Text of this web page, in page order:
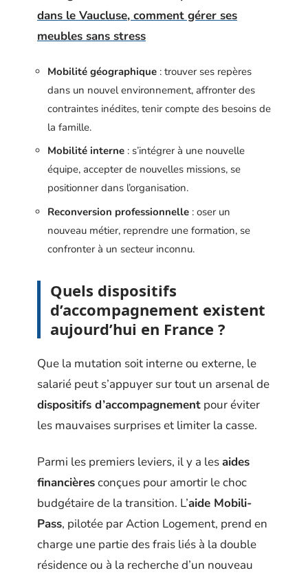
dans le Vaucluse, comment gérer ses
meubles sans stress
Mobilité géographique : trouver ses repères
dans un nouvel environnement, affronter des
contraintes inédites, tenir compte des besoins de
la famille.
Mobilité interne : s’intégrer à une nouvelle
équipe, accepter de nouvelles missions, se
positionner dans l’organisation.
Reconversion professionnelle : oser un
nouveau métier, reprendre une formation, se
confronter à un secteur inconnu.
Quels dispositifs
d’accompagnement existent
aujourd’hui en France ?
Que la mutation soit interne ou externe, le
salarié peut s’appuyer sur tout un arsenal de
dispositifs d’accompagnement pour éviter
les mauvaises surprises et limiter la casse.
Parmi les premiers leviers, il y a lesaides
financièresconçues pour amortir le choc
budgétaire de la transition. L’aide Mobili-
Pass, pilotée par Action Logement, prend en
charge une partie des frais liés à la double
résidence ou à la recherche d’un nouveau